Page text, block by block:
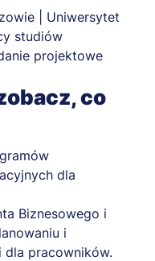
co
dla
Biznesowego i
i
dla pracowników.